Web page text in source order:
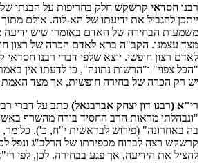
רבנו חסדאי קרשקש חלק בחריפות על הבנתו
ייתכן להגביל את ידיעתו של הא-לוה. אולם
משמעות הבחירה של האדם באומרו שיש ידיעה
מצד עצמנו. הקב"ה ברא לאדם הכרה של רצון
לאדם רצון חופשי. יוצא שלפי דברי רבנו חסדאי
"הכל צפוי" ו"הרשות נתונה", כי לדעתו אין
יש רק הכרה של בחירה חופשית, אך מצד האמת
רי"א (רבנו דון יצחק אברבנאל) כתב על דברי
"ונבהלתי מראות הרב החסיד בורח מהשרף באש
בה באחרונה" (פירוש לבראשית י"ח, כ').
קרשקש רצה לברוח מכפירתו של הרלב"ג ונפל
להציל את הידיעה, אך פגע בבחירה. לכן, לפי